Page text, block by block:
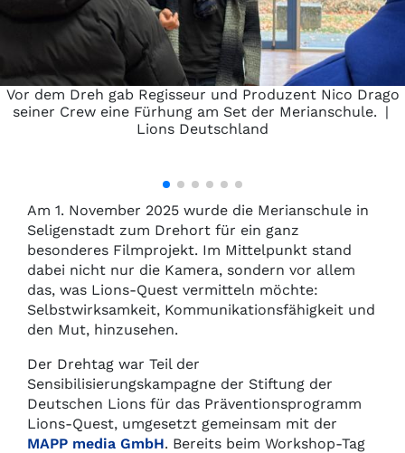
Vor dem Dreh gab Regisseur und Produzent Nico Drago
seiner Crew eine Fürhung am Set der Merianschule. |
Lions Deutschland
Am 1. November 2025 wurde die Merianschule in
Seligenstadt zum Drehort für ein ganz
besonderes Filmprojekt. Im Mittelpunkt stand
dabei nicht nur die Kamera, sondern vor allem
das, was Lions-Quest vermitteln möchte:
Selbstwirksamkeit, Kommunikationsfähigkeit und
den Mut, hinzusehen.
Der Drehtag war Teil der
Sensibilisierungskampagne der Stiftung der
Deutschen Lions für das Präventionsprogramm
Lions-Quest, umgesetzt gemeinsam mit der
MAPP media GmbH. Bereits beim Workshop-Tag